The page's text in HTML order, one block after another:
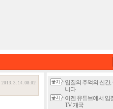
2013. 3. 14. 08:02
입질의 추억의 신간
니다.
이젠 유튜브에서 입
TV 개국